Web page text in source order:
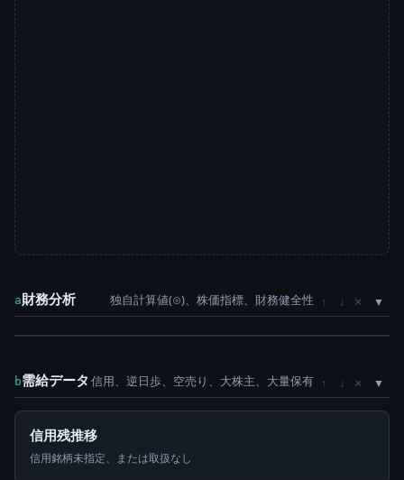
a財務分析 独自計算値(⊙)、株価指標、財務健全性 ↑ ↓ ×
b需給データ 信用、逆日歩、空売り、大株主、大量保有 ↑ ↓ ×
信用残推移
信用銘柄未指定、または取扱なし